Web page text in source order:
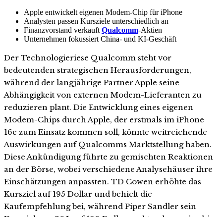
Apple entwickelt eigenen Modem-Chip für iPhone
Analysten passen Kursziele unterschiedlich an
Finanzvorstand verkauft Qualcomm-Aktien
Unternehmen fokussiert China- und KI-Geschäft
Der Technologieriese Qualcomm steht vor
bedeutenden strategischen Herausforderungen,
während der langjährige Partner Apple seine
Abhängigkeit von externen Modem-Lieferanten zu
reduzieren plant. Die Entwicklung eines eigenen
Modem-Chips durch Apple, der erstmals im iPhone
16e zum Einsatz kommen soll, könnte weitreichende
Auswirkungen auf Qualcomms Marktstellung haben.
Diese Ankündigung führte zu gemischten Reaktionen
an der Börse, wobei verschiedene Analysehäuser ihre
Einschätzungen anpassten. TD Cowen erhöhte das
Kursziel auf 195 Dollar und behielt die
Kaufempfehlung bei, während Piper Sandler sein